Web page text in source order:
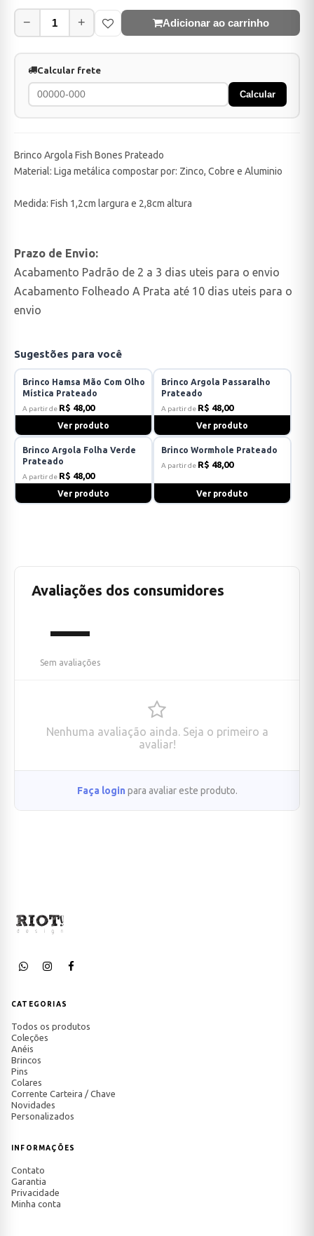
− + Adicionar ao carrinho
Calcular frete
Calcular
Brinco Argola Fish Bones Prateado
Material: Liga metálica compostar por: Zinco, Cobre e Aluminio
Medida: Fish 1,2cm largura e 2,8cm altura
Prazo de Envio:
Acabamento Padrão de 2 a 3 dias uteis para o envio
Acabamento Folheado A Prata até 10 dias uteis para o
envio
Sugestões para você
Brinco Hamsa Mão Com Olho
Mística Prateado
A partir de R$ 48,00
Ver produto
Brinco Argola Passaralho
Prateado
A partir de R$ 48,00
Ver produto
Brinco Argola Folha Verde
Prateado
A partir de R$ 48,00
Ver produto
Brinco Wormhole Prateado
A partir de R$ 48,00
Ver produto
Avaliações dos consumidores
—
Sem avaliações
Nenhuma avaliação ainda. Seja o primeiro a
avaliar!
Faça login para avaliar este produto.
CATEGORIAS
Todos os produtos
Coleções
Anéis
Brincos
Pins
Colares
Corrente Carteira / Chave
Novidades
Personalizados
INFORMAÇÕES
Contato
Garantia
Privacidade
Minha conta